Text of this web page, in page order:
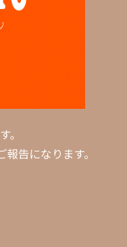
。
告になります。